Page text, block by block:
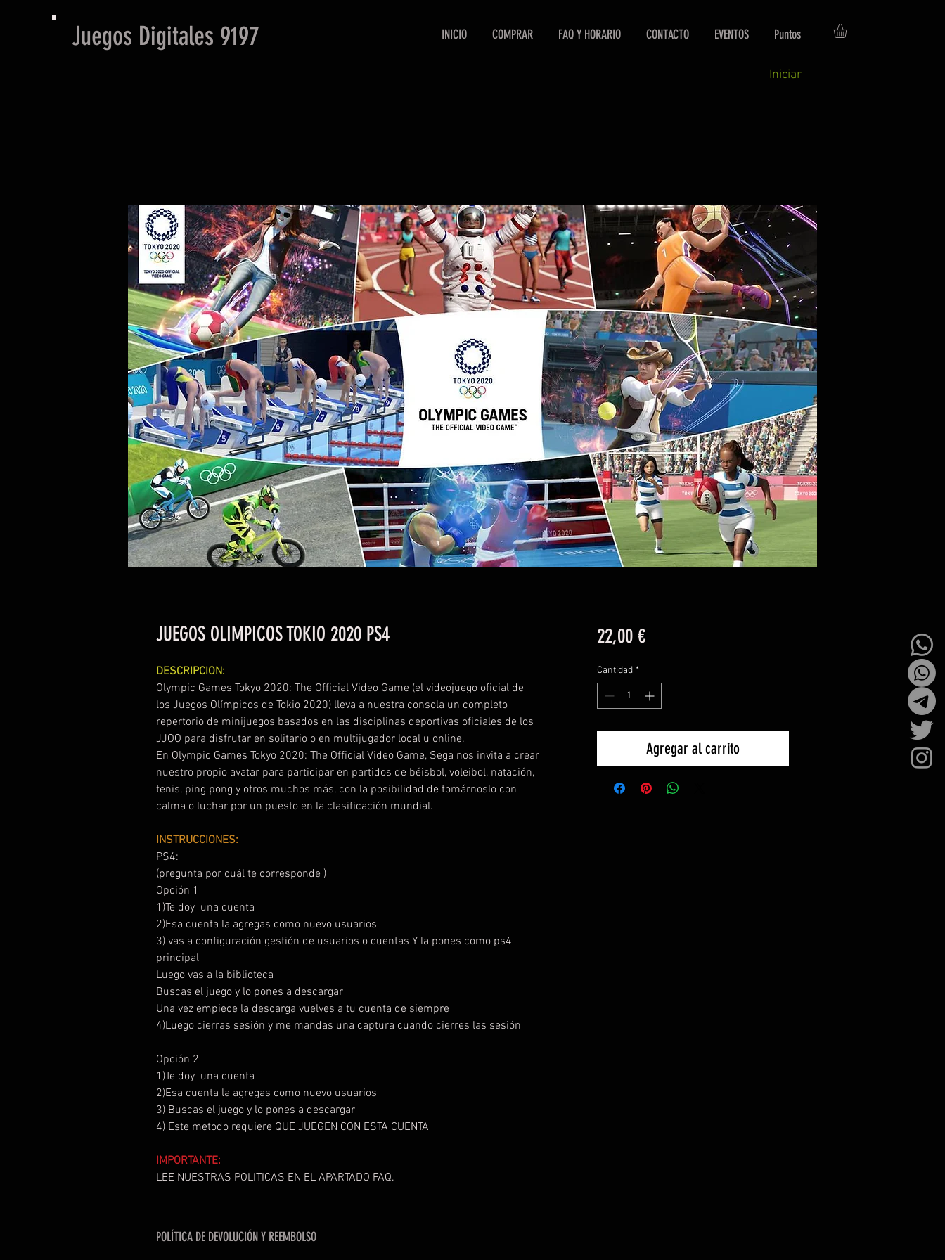
Juegos Digitales 9197 INICIO COMPRAR FAQ Y HORARIO CONTACTO EVENTOS Puntos
Iniciar
JUEGOS OLIMPICOS TOKIO 2020 PS4
DESCRIPCION:
Olympic Games Tokyo 2020: The Official Video Game (el videojuego oficial de
los Juegos Olímpicos de Tokio 2020) lleva a nuestra consola un completo
repertorio de minijuegos basados en las disciplinas deportivas oficiales de los
JJOO para disfrutar en solitario o en multijugador local u online.
En Olympic Games Tokyo 2020: The Official Video Game, Sega nos invita a crear
nuestro propio avatar para participar en partidos de béisbol, voleibol, natación,
tenis, ping pong y otros muchos más, con la posibilidad de tomárnoslo con
calma o luchar por un puesto en la clasificación mundial.
INSTRUCCIONES:
PS4:
(pregunta por cuál te corresponde )
Opción 1
1)Te doy una cuenta
2)Esa cuenta la agregas como nuevo usuarios
3) vas a configuración gestión de usuarios o cuentas Y la pones como ps4
principal
Luego vas a la biblioteca
Buscas el juego y lo pones a descargar
Una vez empiece la descarga vuelves a tu cuenta de siempre
4)Luego cierras sesión y me mandas una captura cuando cierres las sesión
Opción 2
1)Te doy una cuenta
2)Esa cuenta la agregas como nuevo usuarios
3) Buscas el juego y lo pones a descargar
4) Este metodo requiere QUE JUEGEN CON ESTA CUENTA
IMPORTANTE:
LEE NUESTRAS POLITICAS EN EL APARTADO FAQ.
POLÍTICA DE DEVOLUCIÓN Y REEMBOLSO
22,00 €Precio
Cantidad *
Agregar al carrito